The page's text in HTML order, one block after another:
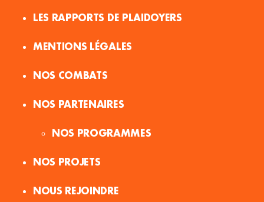
LES RAPPORTS DE PLAIDOYERS
MENTIONS LÉGALES
NOS COMBATS
NOS PARTENAIRES
NOS PROGRAMMES
NOS PROJETS
NOUS REJOINDRE